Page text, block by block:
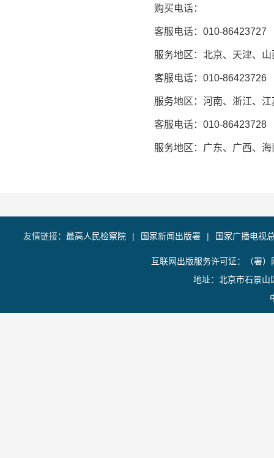
购买电话：
客服电话：010-86423727
服务地区：北京、天津、
客服电话：010-86423726
服务地区：河南、浙江、
客服电话：010-86423728
服务地区：广东、广西、
友情链接： 最高人民检察院 | 国家新闻出版署 | 国家广播电视
互联网出版服务许可证：（署
地址：北京市石景